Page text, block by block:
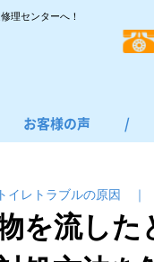
理センターへ！
お客様の声 /
トイレトラブルの原因 ｜
を流した